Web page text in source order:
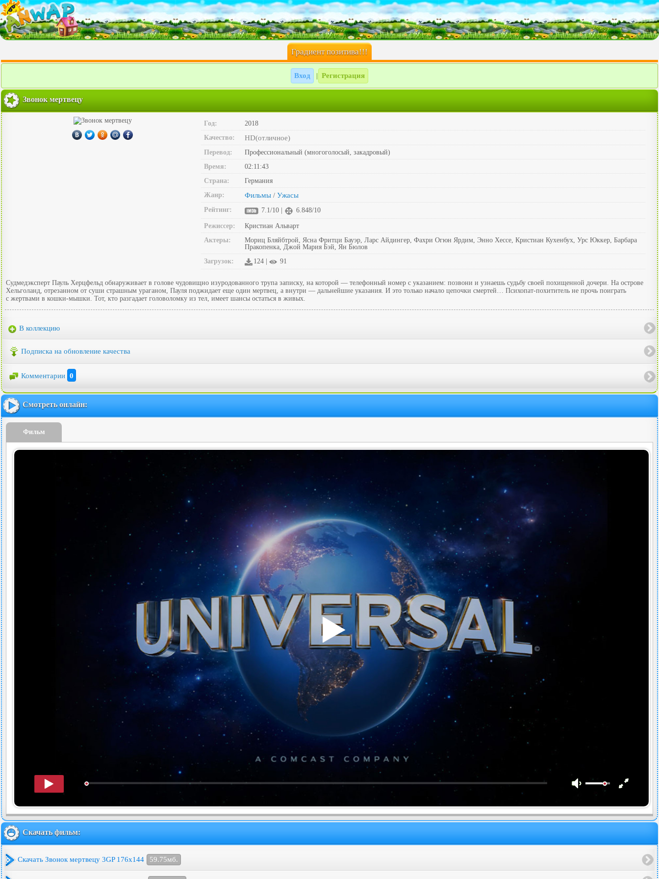
Градиент позитива!!!
Вход Регистрация
Звонок мертвецу
Год:
2018
Качество:
HD(отличное)
Перевод:
Профессиональный (многоголосый, закадровый)
Время:
02:11:43
Страна:
Германия
Жанр:
Фильмы / Ужасы
Рейтинг: 7.1/10 | 6.848/10
Режиссер:
Кристиан Альварт
Актеры:
Мориц Бляйбтрой, Ясна Фритци Бауэр, Ларс Айдингер, Фахри Огюн Ярдим, Энно Хессе, Кристиан Кухенбух, Урс Юккер, Барбара
Пракопенка, Джой Мария Бэй, Ян Бюлов
Загрузок:
124 | 91
Судмедэксперт Пауль Херцфельд обнаруживает в голове чудовищно изуродованного трупа записку, на которой — телефонный номер с указанием: позвони и узнаешь судьбу своей похищенной дочери. На острове
Хельголанд, отрезанном от суши страшным ураганом, Пауля поджидает еще один мертвец, а внутри — дальнейшие указания. И это только начало цепочки смертей… Психопат-похититель не прочь поиграть
с жертвами в кошки-мышки. Тот, кто разгадает головоломку из тел, имеет шансы остаться в живых.
В коллекцию
Подписка на обновление качества
Комментарии 0
Смотреть онлайн:
Фильм
Скачать фильм:
Скачать Звонок мертвецу 3GP 176x144 59.75мб.